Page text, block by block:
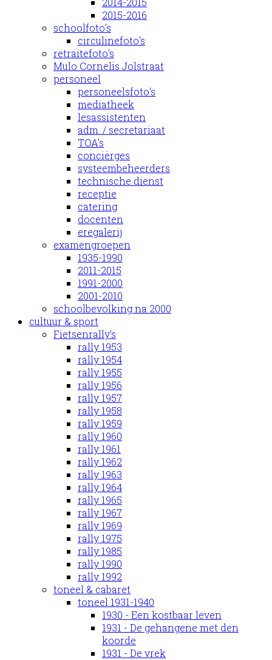
2015-2016
schoolfoto's
circulinefoto's
retraitefoto's
Mulo Cornelis Jolstraat
personeel
personeelsfoto's
mediatheek
lesassistenten
adm. / secretariaat
TOA's
conciërges
systeembeheerders
technische dienst
receptie
catering
docenten
eregalerij
examengroepen
1935-1990
2011-2015
1991-2000
2001-2010
schoolbevolking na 2000
cultuur & sport
Fietsenrally's
rally 1953
rally 1954
rally 1955
rally 1956
rally 1957
rally 1958
rally 1959
rally 1960
rally 1961
rally 1962
rally 1963
rally 1964
rally 1965
rally 1967
rally 1969
rally 1975
rally 1985
rally 1990
rally 1992
toneel & cabaret
toneel 1931-1940
1930 - Een kostbaar leven
1931 - De gehangene met den
koorde
1931 - De vrek